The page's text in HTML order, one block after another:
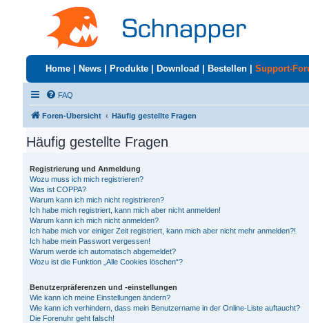
Home News Produkte Download Bestellen Support-
FAQ
Foren-Übersicht Häufig gestellte Fragen
Häufig gestellte Fragen
Registrierung und Anmeldung
Wozu muss ich mich registrieren?
Was ist COPPA?
Warum kann ich mich nicht registrieren?
Ich habe mich registriert, kann mich aber nicht anmelden!
Warum kann ich mich nicht anmelden?
Ich habe mich vor einiger Zeit registriert, kann mich aber nicht mehr anmelden?!
Ich habe mein Passwort vergessen!
Warum werde ich automatisch abgemeldet?
Wozu ist die Funktion „Alle Cookies löschen“?
Benutzerpräferenzen und -einstellungen
Wie kann ich meine Einstellungen ändern?
Wie kann ich verhindern, dass mein Benutzername in der Online-Liste auftaucht?
Die Forenuhr geht falsch!